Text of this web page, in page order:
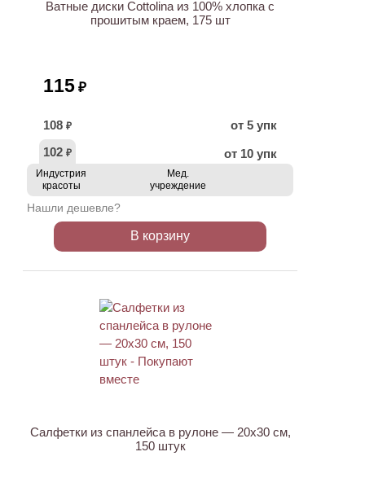
Ватные диски Cottolina из 100% хлопка с
прошитым краем, 175 шт
115 ₽
108 ₽
от 5 упк
102 ₽ от 10 упк
Индустрия
красоты
Мед.
учреждение
Нашли дешевле?
В корзину
Салфетки из спанлейса в рулоне — 20х30 см,
150 штук